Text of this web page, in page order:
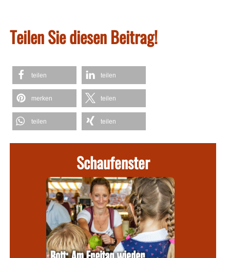
Teilen Sie diesen Beitrag!
teilen teilen
merken teilen
teilen teilen
Schaufenster